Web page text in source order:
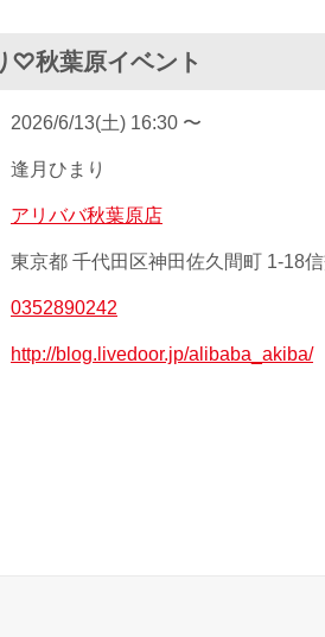
♡秋葉原イベント
2026/6/13(土) 16:30 〜
逢月ひまり
アリババ秋葉原店
東京都 千代田区神田佐久間町 1-18
0352890242
http://blog.livedoor.jp/alibaba_akiba/